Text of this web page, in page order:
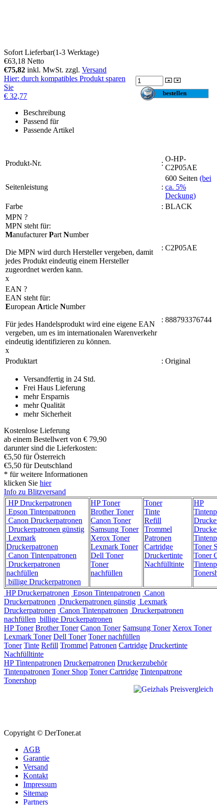
Sofort Lieferbar(1-3 Werktage)
€63,18 Netto
€75,82 inkl. MwSt. zzgl. Versand
Hier: durch kompatibles Produkt sparen
Sie
€ 32,77
Beschreibung
Passend für
Passende Artikel
Produkt-Nr. :
O-HP-
C2P05AE
Seitenleistung :
600 Seiten (bei
ca. 5%
Deckung)
Farbe
: BLACK
MPN ?
MPN steht für:
ManufacturerPart Number
Die MPN wird durch Hersteller vergeben, damit
jedes Produkt eindeutig einem Hersteller
zugeordnet werden kann.
x
: C2P05AE
EAN ?
EAN steht für:
European Article Number
Für jedes Handelsprodukt wird eine eigene EAN
vergeben, um es im internationalen Warenverkehr
eindeutig identifizieren zu können.
x
: 888793376744
Produktart : Original
Versandfertig in 24 Std.
Frei Haus Lieferung
mehr Ersparnis
mehr Qualität
mehr Sicherheit
Kostenlose Lieferung
ab einem Bestellwert von € 79,90
darunter sind die Lieferkosten:
€5,50 für Österreich
€5,50 für Deutschland
* für weitere Informationen
klicken Sie hier
Info zu Blitzversand
HP Druckerpatronen
Epson Tintenpatronen
Canon Druckerpatronen
Druckerpatronen günstig
Lexmark
Druckerpatronen
Canon Tintenpatronen
Druckerpatronen
nachfüllen
billige Druckerpatronen
HP Toner
Brother Toner
Canon Toner
Samsung Toner
Xerox Toner
Lexmark Toner
Dell Toner
Toner
nachfüllen
Toner
Tinte
Refill
Trommel
Patronen
Cartridge
Druckertinte
Nachfülltinte
HP
Toner
Toner
HP Druckerpatronen Epson Tintenpatronen Canon
Druckerpatronen Druckerpatronen günstig Lexmark
Druckerpatronen Canon Tintenpatronen Druckerpatronen
nachfüllen billige Druckerpatronen
HP Toner Brother Toner Canon Toner Samsung Toner Xerox Toner
Lexmark Toner Dell Toner Toner nachfüllen
Toner Tinte Refill Trommel Patronen Cartridge Druckertinte
Nachfülltinte
HP Tintenpatronen Druckerpatronen Druckerzubehör
Tintenpatronen Toner Shop Toner Cartridge Tintenpatrone
Tonershop
Copyright © DerToner.at
AGB
Garantie
Versand
Kontakt
Impressum
Sitemap
Partners